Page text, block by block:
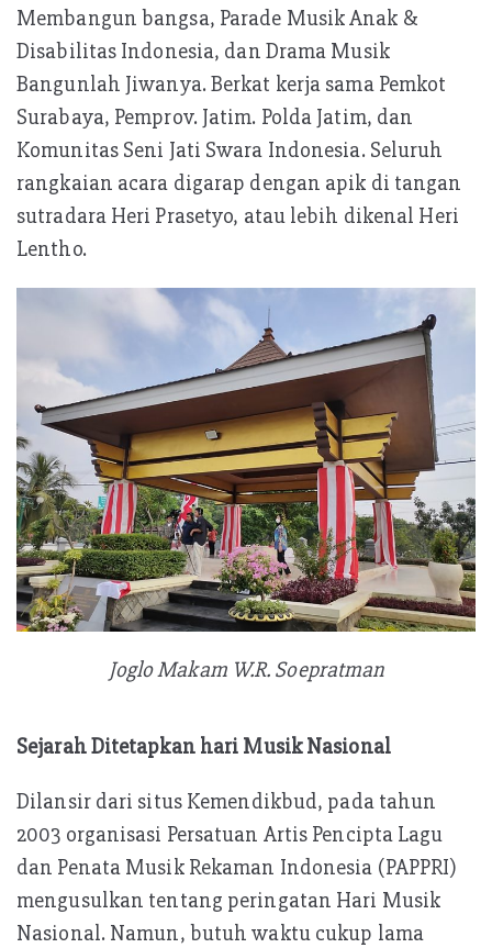
Membangun bangsa, Parade Musik Anak &
Disabilitas Indonesia, dan Drama Musik
Bangunlah Jiwanya. Berkat kerja sama Pemkot
Surabaya, Pemprov. Jatim. Polda Jatim, dan
Komunitas Seni Jati Swara Indonesia. Seluruh
rangkaian acara digarap dengan apik di tangan
sutradara Heri Prasetyo, atau lebih dikenal Heri
Lentho.
Joglo Makam W.R. Soepratman
Sejarah Ditetapkan hari Musik Nasional
Dilansir dari situs Kemendikbud, pada tahun
2003 organisasi Persatuan Artis Pencipta Lagu
dan Penata Musik Rekaman Indonesia (PAPPRI)
mengusulkan tentang peringatan Hari Musik
Nasional. Namun, butuh waktu cukup lama